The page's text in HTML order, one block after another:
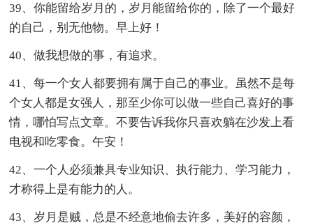
39、你能留给岁月的，岁月能留给你的，除了一个最好
的自己，别无他物。早上好！
40、做我想做的事，有追求。
41、每一个女人都要拥有属于自己的事业。虽然不是每
个女人都是女强人，那至少你可以做一些自己喜好的事
情，哪怕写点文章。不要告诉我你只喜欢躺在沙发上看
电视和吃零食。午安！
42、一个人必须兼具专业知识、执行能力、学习能力，
才称得上是有能力的人。
43、岁月是贼，总是不经意地偷去许多，美好的容颜，